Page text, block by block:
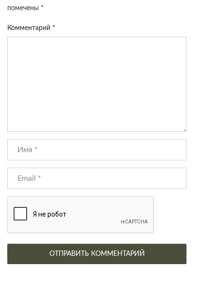
помечены *
Комментарий *